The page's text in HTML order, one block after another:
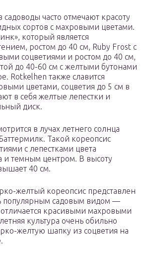
часто отмечают красоту
сортов с махровыми цветами.
который является
ростом до 40 см, Ruby Frost с
соцветиями и ростом до 40 см,
до 40-60 см с желтыми бутонами
Rotkelhen также славится
цветами, соцветия до 5 см в
в себя желтые лепестки и
диск.
в лучах летнего солнца
Такой кореопсис
с лепестками цвета
и темным центром. В высоту
40 см.
желтый кореопсис представлен
популярным садовым видом —
красивыми махровыми
культура очень обильно
желтую шапку из соцветия на